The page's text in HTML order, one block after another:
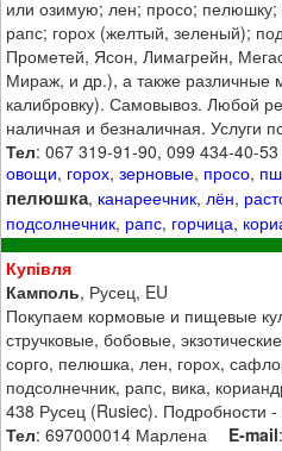
или озимую; лен; просо; пелюшку;
рапс; горох (желтый, зеленый);
Прометей, Ясон, Лимагрейн,
Мираж, и др.), а также различные
калибровку). Самовывоз. Любой
наличная и безналичная. Услуги
Тел: 067 319-91-90, 099 434-40-53
овощи, горох,зерновые, просо,
пелюшка, канареечник,лён,
подсолнечник, рапс, горчица,
Купівля
Камполь, Русец, EU
Покупаем кормовые и пищевые
стручковые, бобовые,
сорго, пелюшка, лен, горох,
подсолнечник, рапс, вика,
438 Русец (Rusiec). Подробности -
Тел: 697000014 Марлена E-mail